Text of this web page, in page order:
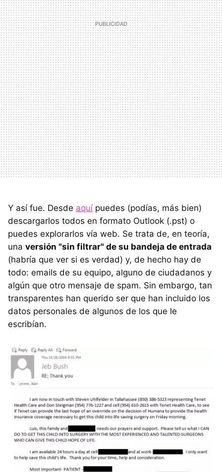
Y así fue. Desde aquí puedes (podías, más bien)
descargarlos todos en formato Outlook (.pst) o
puedes explorarlos vía web. Se trata de, en teoría,
una versión "sin filtrar" de su bandeja de entrada
(habría que ver si es verdad) y, de hecho hay de
todo: emails de su equipo, alguno de ciudadanos y
algún que otro mensaje de spam. Sin embargo, tan
transparentes han querido ser que han incluido los
datos personales de algunos de los que le
escribían.